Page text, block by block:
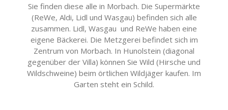
Sie finden diese alle in Morbach. Die Supermärkte
(ReWe, Aldi, Lidl und Wasgau) befinden sich alle
zusammen. Lidl, Wasgau und ReWe haben eine
eigene Bäckerei. Die Metzgerei befindet sich im
Zentrum von Morbach. In Hunolstein (diagonal
gegenüber der Villa) können Sie Wild (Hirsche und
Wildschweine) beim örtlichen Wildjäger kaufen. Im
Garten steht ein Schild.